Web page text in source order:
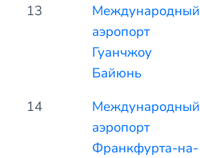
13
Международный
аэропорт
Гуанчжоу
Байюнь
14
Международный
аэропорт
Франкфурта-на-